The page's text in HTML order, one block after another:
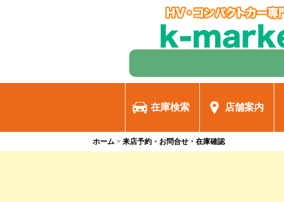
在庫検索 店舗案内
ホーム 来店予約・お問合せ・在庫確認